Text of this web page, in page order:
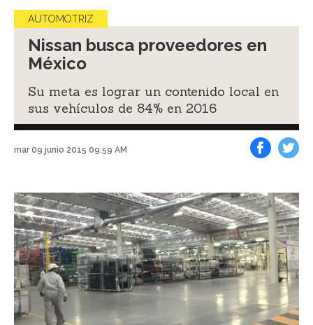
AUTOMOTRIZ
Nissan busca proveedores en
México
Su meta es lograr un contenido local en
sus vehículos de 84% en 2016
mar 09 junio 2015 09:59 AM